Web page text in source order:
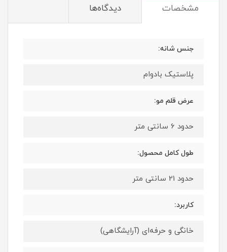
مشخصات دیدگاه‌ها
جنس شانه:
پلاستیک بادوام
عرض قلم مو:
حدود 6 سانتی متر
طول کامل محصول:
حدود 21 سانتی متر
کاربرد:
خانگی و حرفه‌ای (آرایشگاهی)